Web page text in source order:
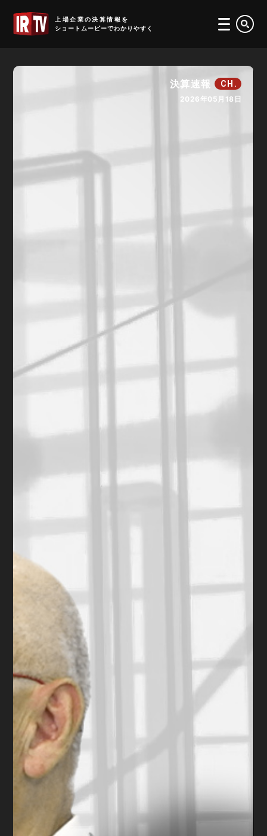
上場企業の決算情報を
ショートムービーでわかりやすく
決算速報 CH.
2026年05月18日